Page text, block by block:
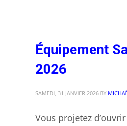
Équipement
2026
SAMEDI, 31 JANVIER 2026 BY
Vous projetez